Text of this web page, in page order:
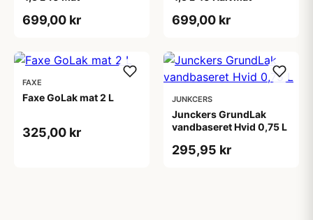
699,00 kr 699,00 kr
FAXE
Faxe GoLak mat 2 L
325,00 kr
JUNKCERS
Junckers GrundLak
vandbaseret Hvid 0,75 L
295,95 kr